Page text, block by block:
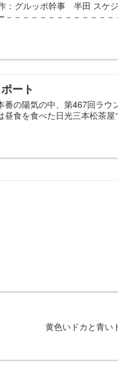
グルッポ幹事 半田 スケジ
－－－－－－－－－－－
ート
の陽気の中、第467回ラウ
食を食べた日光三本松茶屋
黄色いドカと青